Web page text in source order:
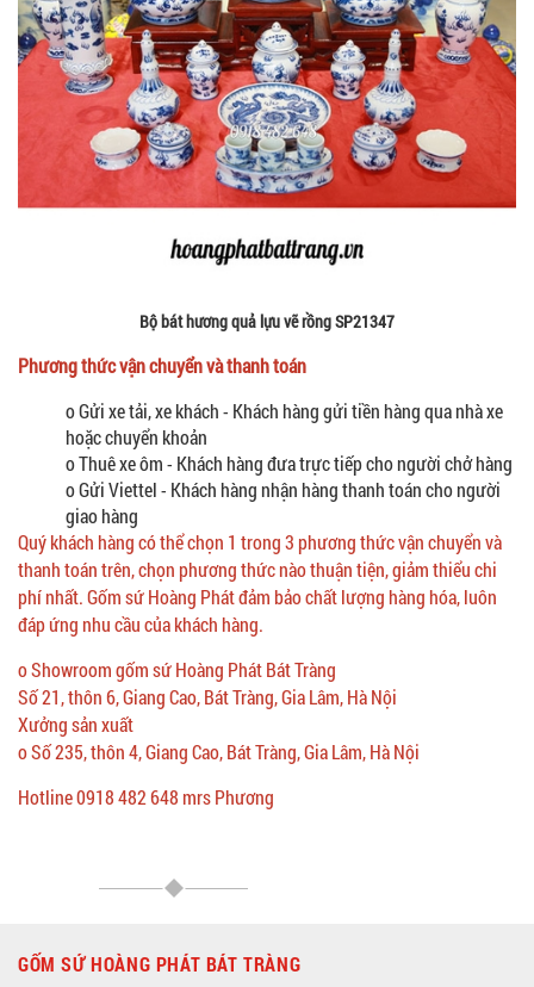
Bộ bát hương quả lựu vẽ rồng SP21347
Phương thức vận chuyển và thanh toán
o Gửi xe tải, xe khách - Khách hàng gửi tiền hàng qua nhà xe
hoặc chuyển khoản
o Thuê xe ôm - Khách hàng đưa trực tiếp cho người chở hàng
o Gửi Viettel - Khách hàng nhận hàng thanh toán cho người
giao hàng
Quý khách hàng có thể chọn 1 trong 3 phương thức vận chuyển và
thanh toán trên, chọn phương thức nào thuận tiện, giảm thiểu chi
phí nhất. Gốm sứ Hoàng Phát đảm bảo chất lượng hàng hóa, luôn
đáp ứng nhu cầu của khách hàng.
o Showroom gốm sứ Hoàng Phát Bát Tràng
Số 21, thôn 6, Giang Cao, Bát Tràng, Gia Lâm, Hà Nội
Xưởng sản xuất
o Số 235, thôn 4, Giang Cao, Bát Tràng, Gia Lâm, Hà Nội
Hotline 0918 482 648 mrs Phương
GỐM SỨ HOÀNG PHÁT BÁT TRÀNG